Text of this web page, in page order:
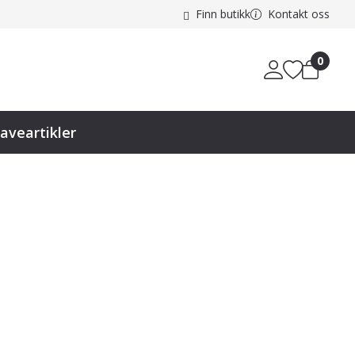
Finn butikk Kontakt oss
0